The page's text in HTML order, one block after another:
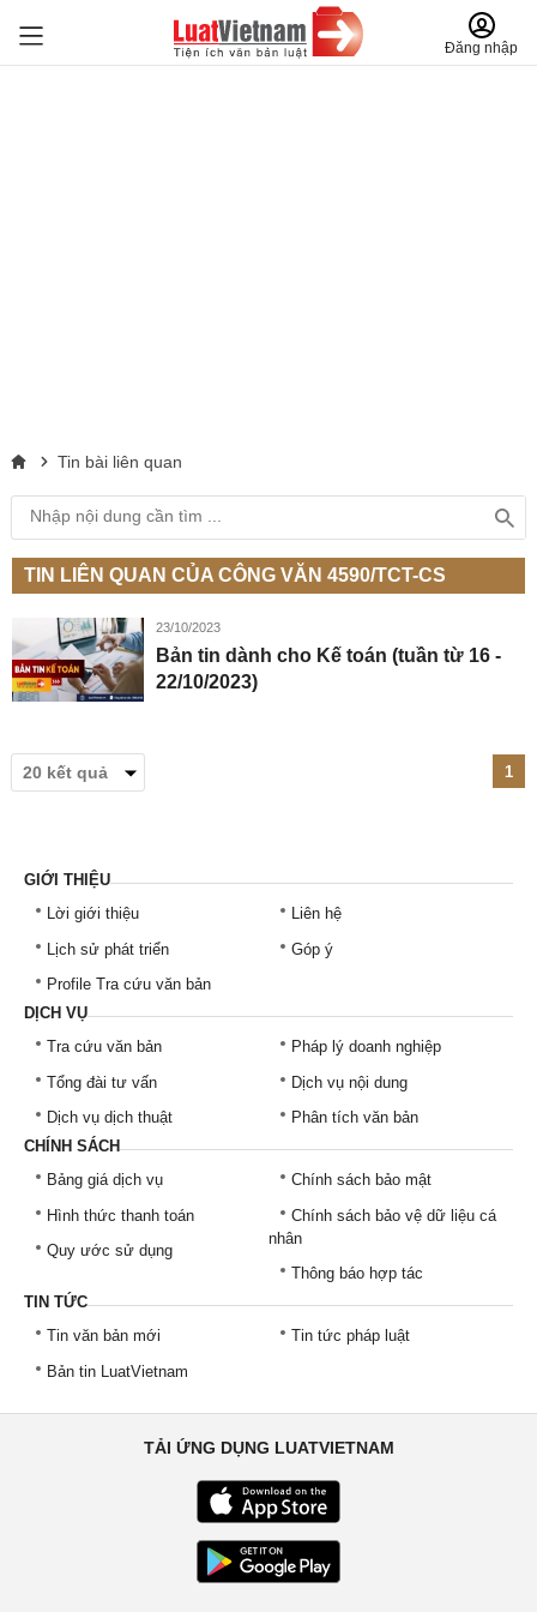
Đăng nhập
Tin bài liên quan
TIN LIÊN QUAN CỦA CÔNG VĂN 4590/TCT-CS
23/10/2023
Bản tin dành cho Kế toán (tuần từ 16 -
22/10/2023)
1
GIỚI THIỆU
Lời giới thiệu
Lịch sử phát triển
Profile Tra cứu văn bản
Liên hệ
Góp ý
DỊCH VỤ
Tra cứu văn bản
Tổng đài tư vấn
Dịch vụ dịch thuật
Pháp lý doanh nghiệp
Dịch vụ nội dung
Phân tích văn bản
CHÍNH SÁCH
Bảng giá dịch vụ
Hình thức thanh toán
Quy ước sử dụng
Chính sách bảo mật
Chính sách bảo vệ dữ liệu cá
nhân
Thông báo hợp tác
TIN TỨC
Tin văn bản mới
Bản tin LuatVietnam
Tin tức pháp luật
TẢI ỨNG DỤNG LUATVIETNAM